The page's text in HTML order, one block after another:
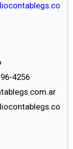
4256